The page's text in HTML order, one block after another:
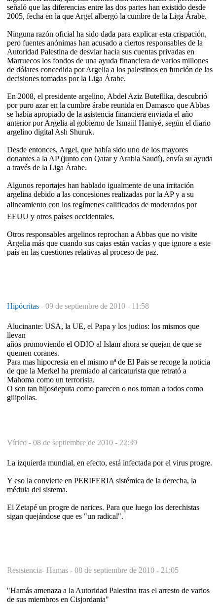
señaló que las diferencias entre las dos partes han existido desde
2005, fecha en la que Argel albergó la cumbre de la Liga Árabe.
Ninguna razón oficial ha sido dada para explicar esta crispación,
pero fuentes anónimas han acusado a ciertos responsables de la
Autoridad Palestina de desviar hacia sus cuentas privadas en
Marruecos los fondos de una ayuda financiera de varios millones
de dólares concedida por Argelia a los palestinos en función de las
decisiones tomadas por la Liga Árabe.
En 2008, el presidente argelino, Abdel Aziz Buteflika, descubrió
por puro azar en la cumbre árabe reunida en Damasco que Abbas
se había apropiado de la asistencia financiera enviada el año
anterior por Argelia al gobierno de Ismaiil Haniyé, según el diario
argelino digital Ash Shuruk.
Desde entonces, Argel, que había sido uno de los mayores
donantes a la AP (junto con Qatar y Arabia Saudí), envía su ayuda
a través de la Liga Árabe.
Algunos reportajes han hablado igualmente de una irritación
argelina debido a las concesiones realizadas por la AP y a su
alineamiento con los regímenes calificados de moderados por
EEUU y otros países occidentales.
Otros responsables argelinos reprochan a Abbas que no visite
Argelia más que cuando sus cajas están vacías y que ignore a este
país en las cuestiones relativas al proceso de paz.
Hipócritas - 09 de septiembre de 2010 - 11:58
Alucinante: USA, la UE, el Papa y los judios: los mismos que
llevan
años promoviendo el ODIO al Islam ahora se quejan de que se
quemen coranes.
Para mas hipocresia en el mismo nª de El Pais se recoge la noticia
de que la Merkel ha premiado al caricaturista que retrató a
Mahoma como un terrorista.
O son tan hijosdeputa como parecen o nos toman a todos como
gilipollas.
Vírico - 08 de septiembre de 2010 - 22:39
La izquierda mundial, en efecto, está infectada por el virus progre.
Y eso la convierte en PERIFERIA sistémica de la derecha, la
médula del sistema.
El Zetapé un progre de narices. Para que luego los derechistas
sigan quejándose que es "un radical".
Resistencia- Hamas - 08 de septiembre de 2010 - 21:05
"Hamás amenaza a la Autoridad Palestina tras el arresto de varios
de sus miembros en Cisjordania"